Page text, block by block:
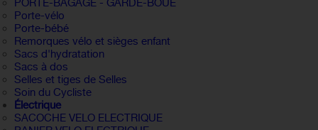
PORTE-BAGAGE - GARDE-BOUE
Porte-vélo
Porte-bébé
Remorques vélo et sièges enfant
Sacs d'hydratation
Sacs à dos
Selles et tiges de Selles
Soin du Cycliste
Électrique
SACOCHE VELO ELECTRIQUE